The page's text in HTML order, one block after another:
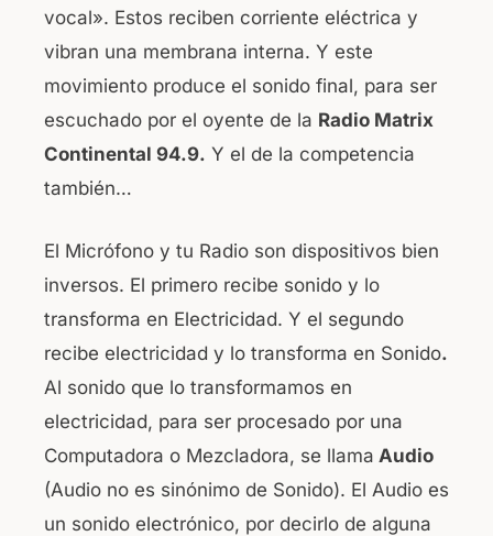
vocal». Estos reciben corriente eléctrica y
vibran una membrana interna. Y este
movimiento produce el sonido final, para ser
escuchado por el oyente de la Radio Matrix
Continental 94.9. Y el de la competencia
también…
El Micrófono y tu Radio son dispositivos bien
inversos. El primero recibe sonido y lo
transforma en Electricidad. Y el segundo
recibe electricidad y lo transforma en Sonido.
Al sonido que lo transformamos en
electricidad, para ser procesado por una
Computadora o Mezcladora, se llama Audio
(Audio no es sinónimo de Sonido). El Audio es
un sonido electrónico, por decirlo de alguna